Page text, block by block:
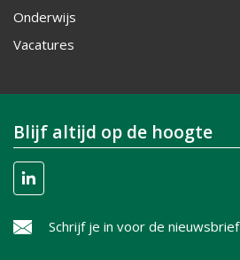
Onderwijs
Vacatures
Blijf altijd op de hoogte
Schrijf je in voor de nieuwsbrief